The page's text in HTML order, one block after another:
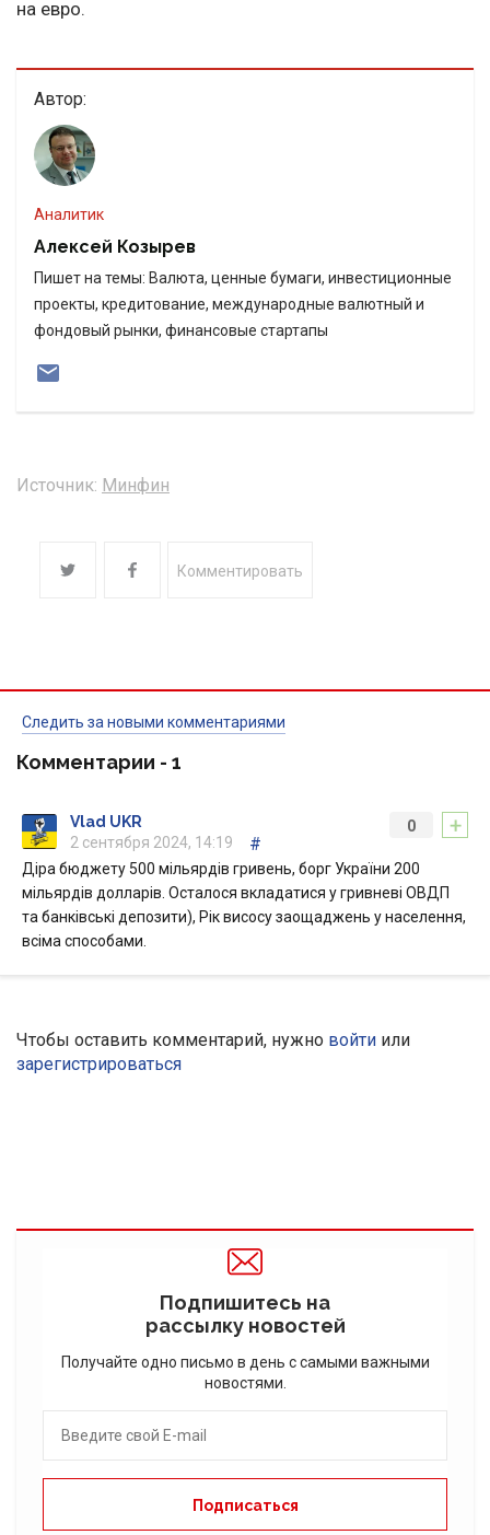
на евро.
Автор:
Аналитик
Алексей Козырев
Пишет на темы: Валюта, ценные бумаги, инвестиционные
проекты, кредитование, международные валютный и
фондовый рынки, финансовые стартапы
Источник: Минфин
Комментировать
Следить за новыми комментариями
Комментарии - 1
+
0
Vlad UKR
2 сентября 2024, 14:19
#
Діра бюджету 500 мільярдів гривень, борг України 200
мільярдів долларів. Осталося вкладатися у гривневі ОВДП
та банківські депозити), Рік висосу заощаджень у населення,
всіма способами.
Чтобы оставить комментарий, нужно войти или
зарегистрироваться
Подпишитесь на
рассылку новостей
Получайте одно письмо в день с самыми важными
новостями.